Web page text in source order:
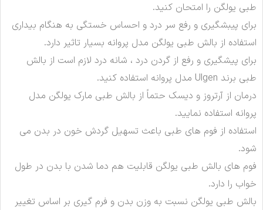
طبی یولگن را امتحان کنید.
برای پیبشگیری و رفع سر درد و احساس خستگی به هنگام بیداری
استفاده از بالش طبی یولگن مدل پروانه بسیار تاثیر دارد.
برای پیشگیری و رفع از گردن درد ، شانه درد لازم است از بالش
طبی برند Ulgen مدل پروانه استفاده کنید.
درمان از آرتروز و دیسک حتماً از بالش طبی مارک یولگن مدل
پروانه استفاده نمایید.
استفاده از فوم های طبی باعث تسهیل گردش خون در بدن می
شود.
فوم های بالش طبی یولگن قابلیت هم دما شدن با بدن در طول
خواب را دارد.
بالش طبی یولگن نسبت به وزن بدن و فرم گیری بر اساس تغییر